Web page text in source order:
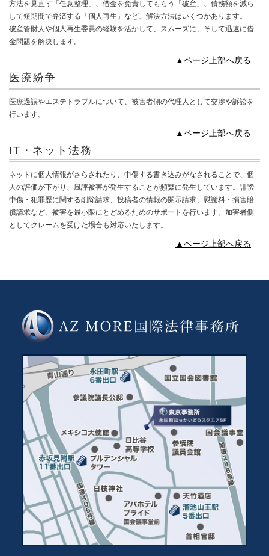
方法を見直す「任意整理」、借金を免責してもらう「破産」、債務額を減ら
して短期間で弁済する「個人再生」など、解決方法はいくつかあります。
破産管財人や個人再生委員の経験を活かして、スムーズに、そして迅速に借
金問題を解決します。
▲ページ上部へ戻る
医療紛争
医療過誤やエステトラブルについて、被害者側の代理人として交渉や訴訟を
行います。
▲ページ上部へ戻る
IT・ネット法務
ネットに個人情報がさらされたり、中傷する書き込みがなされることで、個
人の評価が下がり、風評被害が発生することが頻繁に発生しています。誹謗
中傷・犯罪歴に関する削除請求、投稿者の情報の開示請求、慰謝料・損害賠
償請求など、被害を最小限にとどめるためのサポートを行います。加害者側
としてクレームを受けた場合も対応いたします。
▲ページ上部へ戻る